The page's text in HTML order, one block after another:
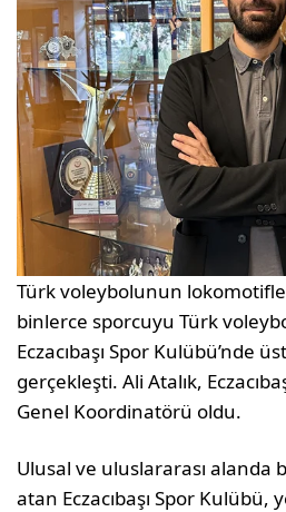
Türk voleybolunun
binlerce sporcuyu Türk
Eczacıbaşı Spor Kulübü’nde
gerçekleşti. Ali Atalık,
Genel Koordinatörü oldu.
Ulusal ve uluslararası alanda
atan Eczacıbaşı Spor Kulübü,